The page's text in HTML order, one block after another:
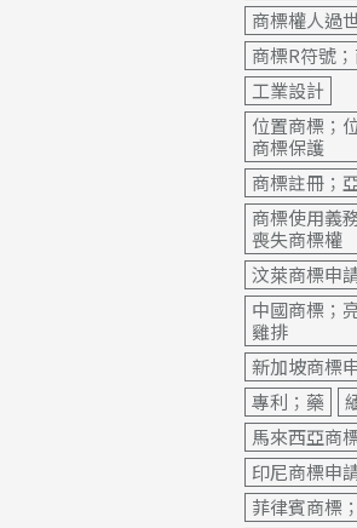
商標權人過
商標R符號
工業設計
位置商標；
商標保護
商標註冊；
商標使用義
喪失商標權
汶萊商標申
中國商標；
雞排
新加坡商標
專利；藥
馬來西亞商
印尼商標申
菲律賓商標